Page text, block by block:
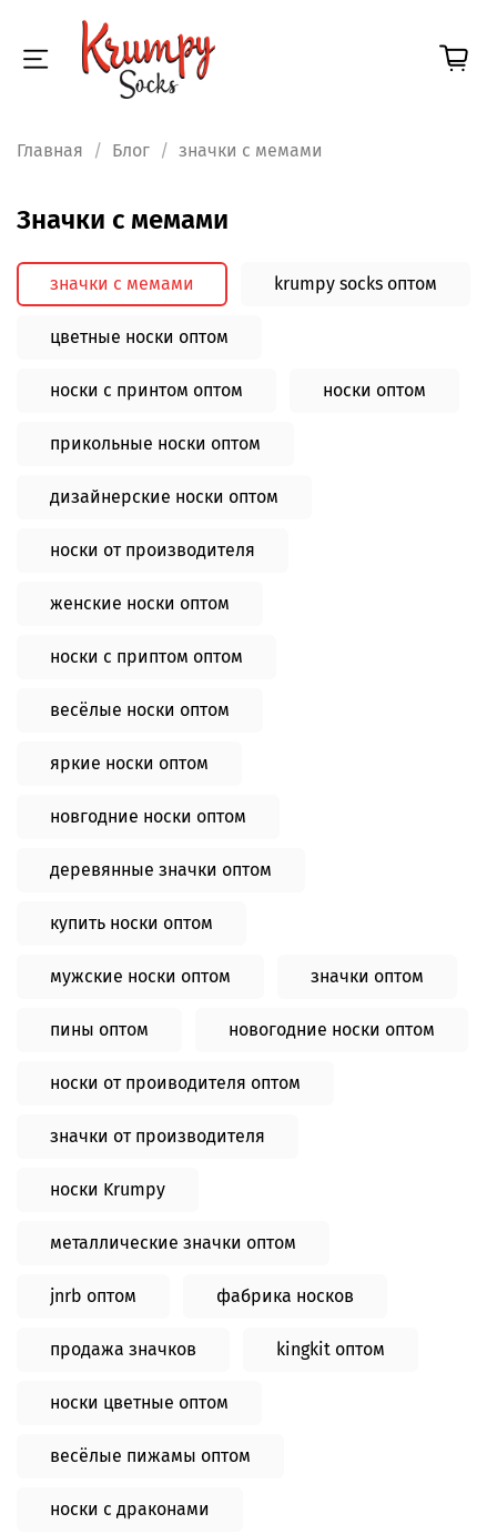
Главная Блог значки с мемами
значки с мемами
значки с мемами krumpy socks оптом
цветные носки оптом
носки с принтом оптом носки оптом
прикольные носки оптом
дизайнерские носки оптом
носки от производителя
женские носки оптом
носки с приптом оптом
весёлые носки оптом
яркие носки оптом
новгодние носки оптом
деревянные значки оптом
купить носки оптом
мужские носки оптом значки оптом
пины оптом новогодние носки оптом
носки от проиводителя оптом
значки от производителя
носки Krumpy
металлические значки оптом
jnrb оптом фабрика носков
продажа значков kingkit оптом
носки цветные оптом
весёлые пижамы оптом
носки с драконами